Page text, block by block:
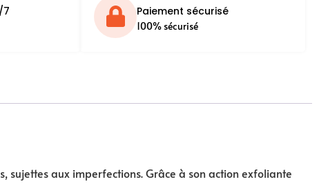
7 Paiement sécurisé
100% sécurisé
sujettes aux imperfections. Grâce à son action exfoliante